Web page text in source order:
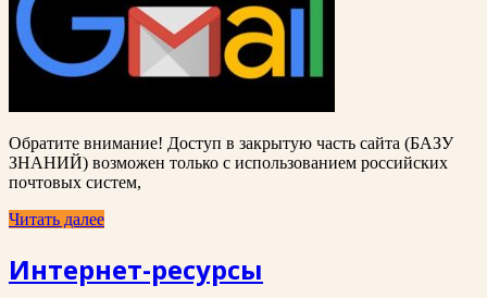
Обратите внимание! Доступ в закрытую часть сайта (БАЗУ
ЗНАНИЙ) возможен только с использованием российских
почтовых систем,
Читать далее
Интернет-ресурсы